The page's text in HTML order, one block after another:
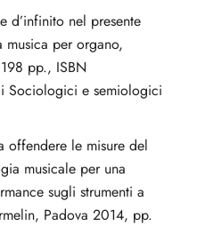
d’infinito nel presente
per organo,
pp., ISBN
Sociologici e semiologici
offendere le misure del
musicale per una
sugli strumenti a
Padova 2014, pp.